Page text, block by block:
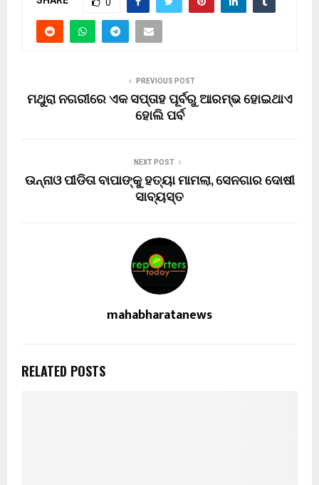
PREVIOUS POST
ମଥୁରା ନଗରୀରେ ଏକ ସପ୍ତାହ ପୂର୍ବରୁ ଆରମ୍ଭ ହୋଇଥାଏ
ହୋଲି ପର୍ବ
NEXT POST
ଉନ୍ନାଓ ପୀଡିତା ବାପାଙ୍କୁ ହତ୍ୟା ମାମଲା, ସେନଗାର ଦୋଷୀ
ସାବ୍ୟସ୍ତ
mahabharatanews
RELATED POSTS